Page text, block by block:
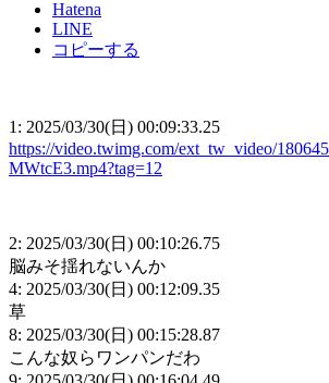
Hatena
LINE
コピーする
1: 2025/03/30(日) 00:09:33.25
https://video.twimg.com/ext_tw_video/
MWtcE3.mp4?tag=12
2: 2025/03/30(日) 00:10:26.75
脳みそ揺れないんか
4: 2025/03/30(日) 00:12:09.35
草
8: 2025/03/30(日) 00:15:28.87
こんな奴らワンパンだわ